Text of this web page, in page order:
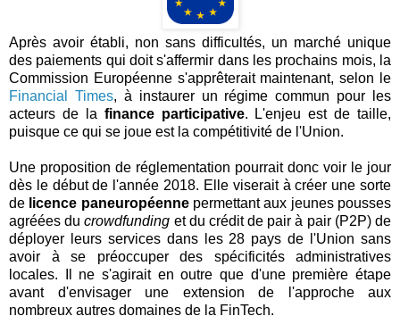
Après avoir établi, non sans difficultés, un marché unique
des paiements qui doit s'affermir dans les prochains mois, la
Commission Européenne s'apprêterait maintenant, selon le
Financial Times, à instaurer un régime commun pour les
acteurs de la finance participative. L'enjeu est de taille,
puisque ce qui se joue est la compétitivité de l'Union.
Une proposition de réglementation pourrait donc voir le jour
dès le début de l'année 2018. Elle viserait à créer une sorte
de licence paneuropéennepermettant aux jeunes pousses
agréées ducrowdfunding et du crédit de pair à pair (P2P) de
déployer leurs services dans les 28 pays de l'Union sans
avoir à se préoccuper des spécificités administratives
locales. Il ne s'agirait en outre que d'une première étape
avant d'envisager une extension de l'approche aux
nombreux autres domaines de la FinTech.